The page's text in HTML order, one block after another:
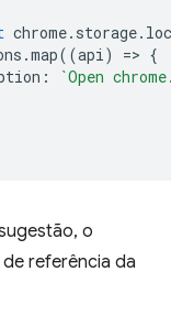
chrome. storage.
.map((api) => {
:
`Open
o
referência da